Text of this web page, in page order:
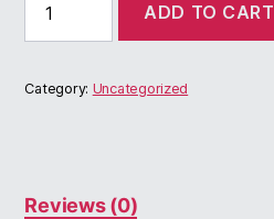
ছবির
ফ্রেম
ADD TO CART
Category: Uncategorized
Reviews (0)